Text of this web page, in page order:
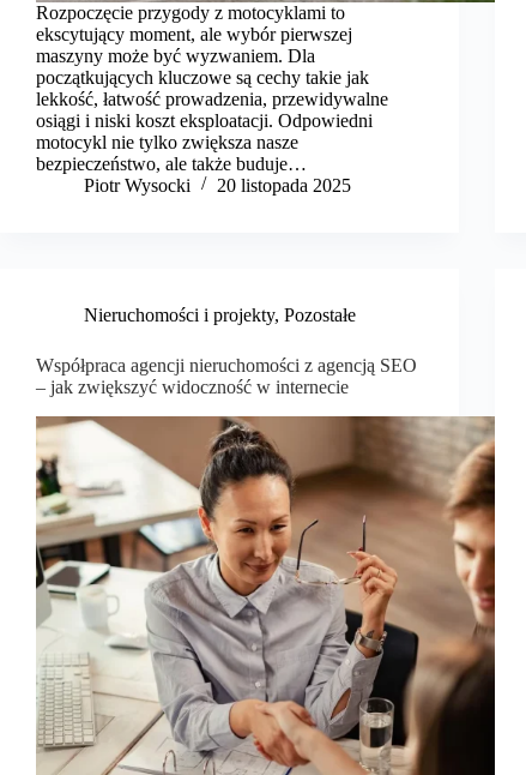
Rozpoczęcie przygody z motocyklami to
ekscytujący moment, ale wybór pierwszej
maszyny może być wyzwaniem. Dla
początkujących kluczowe są cechy takie jak
lekkość, łatwość prowadzenia, przewidywalne
osiągi i niski koszt eksploatacji. Odpowiedni
motocykl nie tylko zwiększa nasze
bezpieczeństwo, ale także buduje…
Piotr Wysocki
20 listopada 2025
Nieruchomości i projekty, Pozostałe
Współpraca agencji nieruchomości z agencją SEO
– jak zwiększyć widoczność w internecie